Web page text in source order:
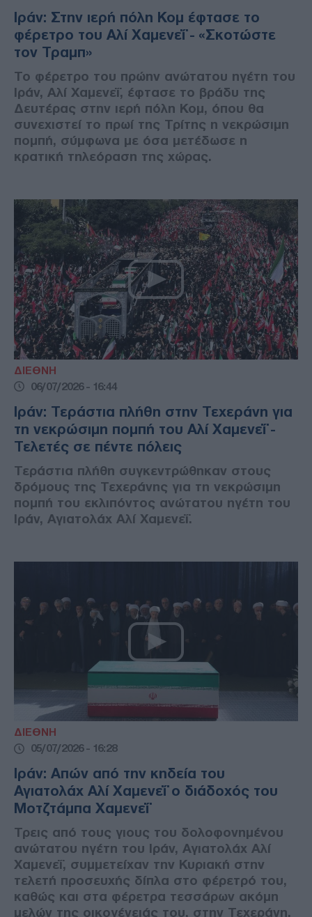
Ιράν: Στην ιερή πόλη Κομ έφτασε το
φέρετρο του Αλί Χαμενεΐ - «Σκοτώστε
τον Τραμπ»
Το φέρετρο του πρώην ανώτατου ηγέτη του
Ιράν, Αλί Χαμενεΐ, έφτασε το βράδυ της
Δευτέρας στην ιερή πόλη Κομ, όπου θα
συνεχιστεί το πρωί της Τρίτης η νεκρώσιμη
πομπή, σύμφωνα με όσα μετέδωσε η
κρατική τηλεόραση της χώρας.
ΔΙΕΘΝΗ
06/07/2026 - 16:44
Ιράν: Τεράστια πλήθη στην Τεχεράνη για
τη νεκρώσιμη πομπή του Αλί Χαμενεΐ -
Τελετές σε πέντε πόλεις
Τεράστια πλήθη συγκεντρώθηκαν στους
δρόμους της Τεχεράνης για τη νεκρώσιμη
πομπή του εκλιπόντος ανώτατου ηγέτη του
Ιράν, Αγιατολάχ Αλί Χαμενεΐ.
ΔΙΕΘΝΗ
05/07/2026 - 16:28
Ιράν: Απών από την κηδεία του
Αγιατολάχ Αλί Χαμενεΐ ο διάδοχός του
Μοτζτάμπα Χαμενεΐ
Τρεις από τους γιους του δολοφονημένου
ανώτατου ηγέτη του Ιράν, Αγιατολάχ Αλί
Χαμενεΐ, συμμετείχαν την Κυριακή στην
τελετή προσευχής δίπλα στο φέρετρό του,
καθώς και στα φέρετρα τεσσάρων ακόμη
μελών της οικογένειάς του, στην Τεχεράνη.